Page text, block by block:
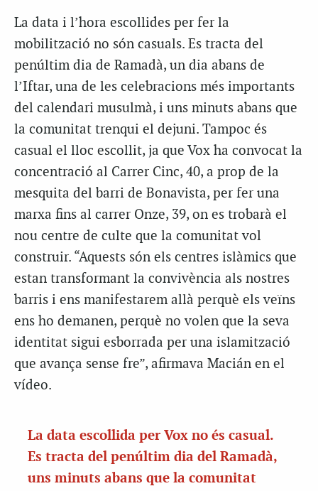
La data i l’hora escollides per fer la
mobilització no són casuals. Es tracta del
penúltim dia de Ramadà, un dia abans de
l’Iftar, una de les celebracions més importants
del calendari musulmà, i uns minuts abans que
la comunitat trenqui el dejuni. Tampoc és
casual el lloc escollit, ja que Vox ha convocat la
concentració al Carrer Cinc, 40, a prop de la
mesquita del barri de Bonavista, per fer una
marxa fins al carrer Onze, 39, on es trobarà el
nou centre de culte que la comunitat vol
construir. “Aquests són els centres islàmics que
estan transformant la convivència als nostres
barris i ens manifestarem allà perquè els veïns
ens ho demanen, perquè no volen que la seva
identitat sigui esborrada per una islamització
que avança sense fre”, afirmava Macián en el
vídeo.
La data escollida per Vox no és casual.
Es tracta del penúltim dia del Ramadà,
uns minuts abans que la comunitat